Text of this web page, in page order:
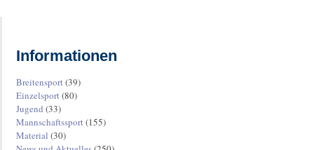
Informationen
Breitensport(39)
Einzelsport(80)
Jugend (33)
Mannschaftssport(155)
Material (30)